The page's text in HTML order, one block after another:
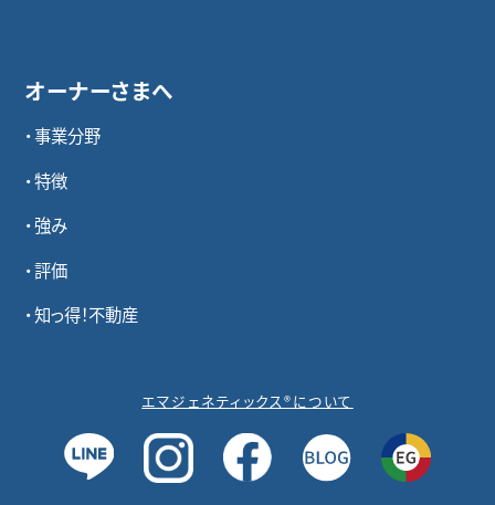
オーナーさまへ
事業分野
特徴
強み
評価
知っ得！不動産
エマジェネティックス®について